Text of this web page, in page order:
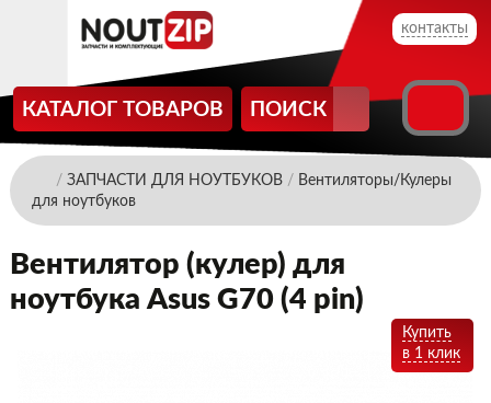
контакты
КАТАЛОГ ТОВАРОВ ПОИСК
/ ЗАПЧАСТИ ДЛЯ НОУТБУКОВ/ Вентиляторы/Кулеры
для ноутбуков
Вентилятор (кулер) для
ноутбука Asus G70 (4 pin)
Купить
в 1 клик